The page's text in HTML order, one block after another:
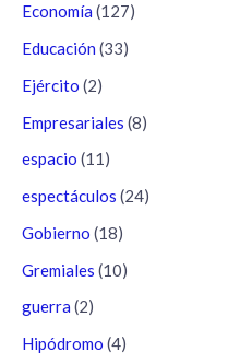
Economía (127)
Educación (33)
Ejército (2)
Empresariales (8)
espacio (11)
espectáculos (24)
Gobierno (18)
Gremiales (10)
guerra (2)
Hipódromo (4)